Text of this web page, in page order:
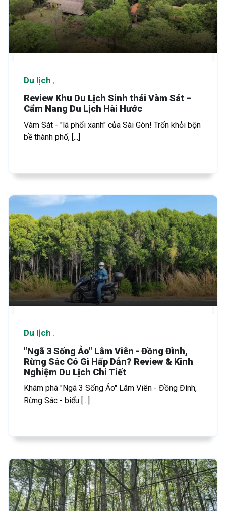
Du lịch
Review Khu Du Lịch Sinh thái Vàm Sát –
Cẩm Nang Du Lịch Hài Hước
Vàm Sát - "lá phổi xanh" của Sài Gòn! Trốn khỏi bộn
bề thành phố, [...]
Du lịch
"Ngã 3 Sống Ảo" Lâm Viên - Đồng Đình,
Rừng Sác Có Gì Hấp Dẫn? Review & Kinh
Nghiệm Du Lịch Chi Tiết
Khám phá "Ngã 3 Sống Ảo" Lâm Viên - Đồng Đình,
Rừng Sác - biểu [...]